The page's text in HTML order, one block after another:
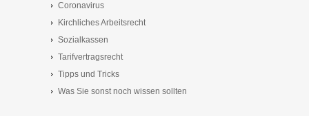
Coronavirus
Kirchliches Arbeitsrecht
Sozialkassen
Tarifvertragsrecht
Tipps und Tricks
Was Sie sonst noch wissen sollten